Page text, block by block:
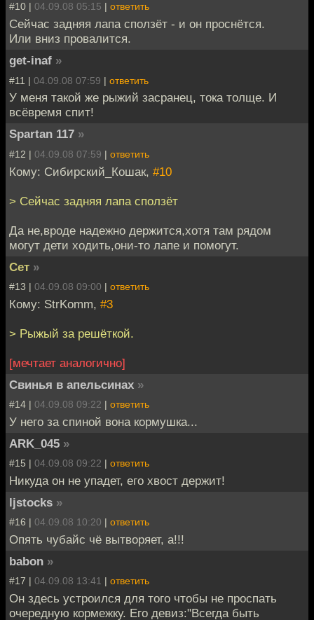
#10 | 04.09.08 05:15 | ответить
Сейчас задняя лапа сползёт - и он проснётся.
Или вниз провалится.
get-inaf »
#11 | 04.09.08 07:59 | ответить
У меня такой же рыжий засранец, тока толще. И
всёвремя спит!
Spartan 117 »
#12 | 04.09.08 07:59 | ответить
Кому: Сибирский_Кошак, #10
> Сейчас задняя лапа сползёт
Да не,вроде надежно держится,хотя там рядом
могут дети ходить,они-то лапе и помогут.
Сет »
#13 | 04.09.08 09:00 | ответить
Кому: StrKomm, #3
> Рыжый за решёткой.
[мечтает аналогично]
Свинья в апельсинах »
#14 | 04.09.08 09:22 | ответить
У него за спиной вона кормушка...
ARK_045 »
#15 | 04.09.08 09:22 | ответить
Никуда он не упадет, его хвост держит!
ljstocks »
#16 | 04.09.08 10:20 | ответить
Опять чубайс чё вытворяет, а!!!
babon »
#17 | 04.09.08 13:41 | ответить
Он здесь устроился для того чтобы не проспать
очередную кормежку. Его девиз:"Всегда быть